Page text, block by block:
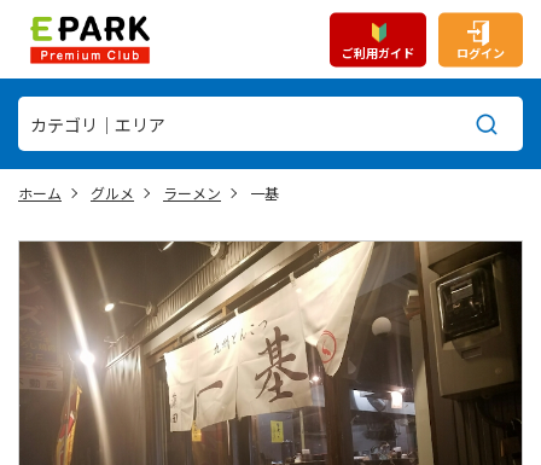
ご利用ガイド ログイン
ホーム グルメ ラーメン 一基